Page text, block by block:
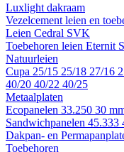
Luxlight dakraam
Vezelcement leien en
Leien Cedral SVK
Toebehoren leien Eternit
Natuurleien
Cupa 25/15 25/18 27/16
40/20 40/22 40/25
Metaalplaten
Ecopanelen 33.250 30
Sandwichpanelen 45.333
Dakpan- en
Toebehoren